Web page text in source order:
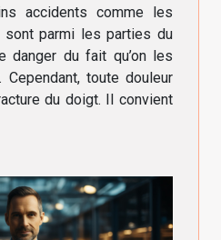
accidents comme les
parmi les parties du
danger du fait qu’on les
Cependant, toute douleur
du doigt. Il convient